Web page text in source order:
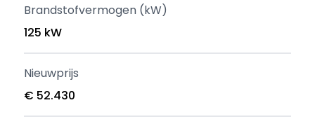
Brandstofvermogen (kW)
125 kW
Nieuwprijs
€ 52.430